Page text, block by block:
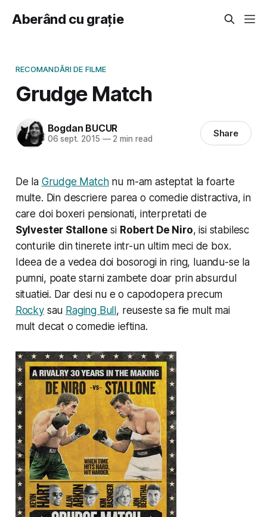
Aberând cu grație
RECOMANDĂRI DE FILME
Grudge Match
Bogdan BUCUR
06 sept. 2015 —2 min read Share
De la Grudge Matchnu m-am asteptat la foarte
multe. Din descriere parea o comedie distractiva, in
care doi boxeri pensionati, interpretati de
Sylvester Stallone si Robert De Niro, isi stabilesc
conturile din tinerete intr-un ultim meci de box.
Ideea de a vedea doi bosorogi in ring, luandu-se la
pumni, poate starni zambete doar prin absurdul
situatiei. Dar desi nu e o capodopera precum
Rockysau Raging Bull, reuseste sa fie mult mai
mult decat o comedie ieftina.